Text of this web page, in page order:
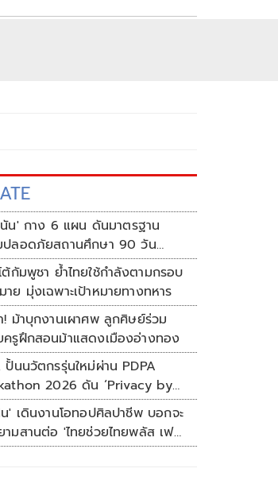
น' กาง 6 แผน ดันมาตรฐาน
ปลอดภัยสถานศึกษา 90 วัน
นก่อเหตุรุนแรง
ต้กัมพูชา ย้ำไทยใช้กำลังตามกรอบ
าย มุ่งเฉพาะเป้าหมายทางทหาร
! ม้าบุกงานเผาศพ ลูกศิษย์ร่วม
ครูฝึกสอนม้าแสดงเมืองอ่างทอง
ปั้นนวัตกรรุ่นใหม่ผ่าน PDPA
2026 ดัน ‘Privacy by
for all’ สู่โซลูชันคุ้มครอง
ส่วนบุคคลที่ใช้ได้จริง
' เดินงานโอทอปศิลปาชีพ บอกจะ
ามสานต่อ 'ไทยช่วยไทยพลัส เฟส